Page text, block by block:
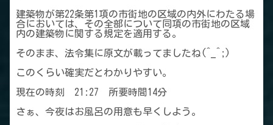
建築物が第22条第1項の市街地の区域の内外にわたる場
合においては、その全部について同項の市街地の区域
内の建築物に関する規定を適用する。
そのまま、法令集に原文が載ってましたね(^_^;)
このくらい確実だとわかりやすい。
現在の時刻 21:27 所要時間14分
さぁ、今夜はお風呂の用意も早くしよう。